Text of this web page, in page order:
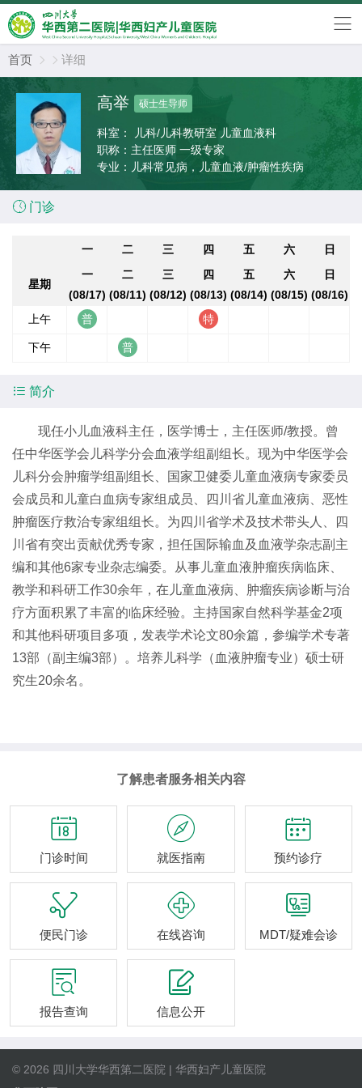
首页   详细
高举 硕士生导师
科室：
儿科/儿科教研室 儿童血液科
职称： 主任医师 一级专家
专业： 儿科常见病，儿童血液/肿瘤性疾病
 门诊
一 二 三 四 五 六 日
星期
一
(08/17)
二
(08/11)
三
(08/12)
四
(08/13)
五
(08/14)
六
(08/15)
日
(08/16)
上午
下午
 简介
现任小儿血液科主任，医学博士，主任医师/教授。曾
任中华医学会儿科学分会血液学组副组长。现为中华医学会
儿科分会肿瘤学组副组长、国家卫健委儿童血液病专家委员
会成员和儿童白血病专家组成员、四川省儿童血液病、恶性
肿瘤医疗救治专家组组长。为四川省学术及技术带头人、四
川省有突出贡献优秀专家，担任国际输血及血液学杂志副主
编和其他6家专业杂志编委。从事儿童血液肿瘤疾病临床、
教学和科研工作30余年，在儿童血液病、肿瘤疾病诊断与治
疗方面积累了丰富的临床经验。主持国家自然科学基金2项
和其他科研项目多项，发表学术论文80余篇，参编学术专著
13部（副主编3部）。培养儿科学（血液肿瘤专业）硕士研
究生20余名。
了解患者服务相关内容

门诊时间

就医指南

预约诊疗

便民门诊

在线咨询

MDT/疑难会诊

报告查询

信息公开
© 2026 四川大学华西第二医院 | 华西妇产儿童医院